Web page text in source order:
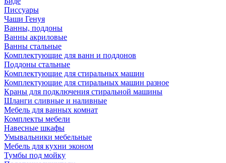
Писсуары
Чаши Генуя
Ванны, поддоны
Ванны акриловые
Ванны стальные
Комплектующие для ванн и поддонов
Поддоны стальные
Комплектующие для стиральных машин
Комплектующие для стиральных машин разное
Краны для подключения стиральной машины
Шланги сливные и наливные
Мебель для ванных комнат
Комплекты мебели
Навесные шкафы
Умывальники мебельные
Мебель для кухни эконом
Тумбы под мойку